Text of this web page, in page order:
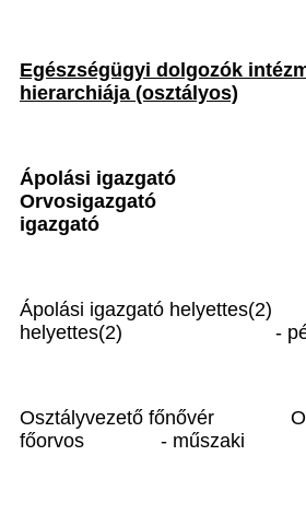
Egészségügyi dolgozók
hierarchiája (osztályos)
Ápolási igazgató
Orvosigazgató
igazgató
Ápolási igazgató helyettes(2)
helyettes(2)
-
Osztályvezető főnővér
főorvos
- műszaki